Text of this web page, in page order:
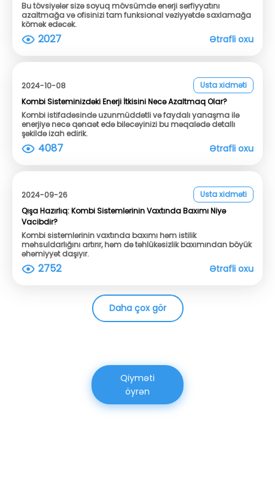
Bu tövsiyələr sizə soyuq mövsümdə enerji sərfiyyatını
azaltmağa və ofisinizi tam funksional vəziyyətdə saxlamağa
kömək edəcək.
2027 Ətrafli oxu
2024-10-08
Usta xidməti
Kombi Sisteminizdəki Enerji İtkisini Necə Azaltmaq Olar?
Kombi istifadəsində uzunmüddətli və faydalı yanaşma ilə
enerjiyə necə qənaət edə biləcəyinizi bu məqalədə detallı
şəkildə izah edirik.
4087 Ətrafli oxu
2024-09-26
Usta xidməti
Qışa Hazırlıq: Kombi Sistemlərinin Vaxtında Baxımı Niyə
Vacibdir?
Kombi sistemlərinin vaxtında baxımı həm istilik
məhsuldarlığını artırır, həm də təhlükəsizlik baxımından böyük
əhəmiyyət daşıyır.
2752 Ətrafli oxu
Daha çox gör
Qiyməti
öyrən